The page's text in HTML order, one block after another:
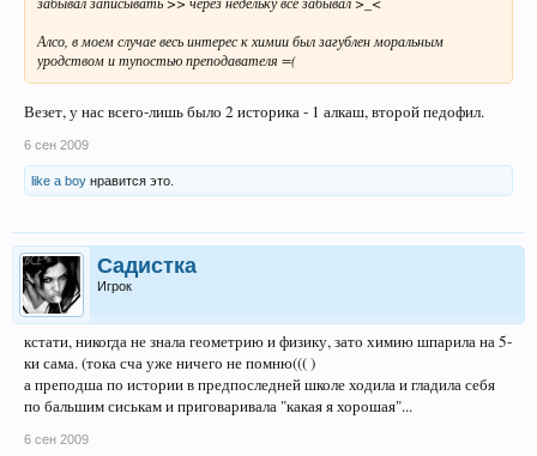
Алсо, в моем случае весь интерес к химии был загублен моральным
уродством и тупостью преподавателя =(
Везет, у нас всего-лишь было 2 историка - 1 алкаш, второй педофил.
6 сен 2009
like a boy нравится это.
Садистка
Игрок
кстати, никогда не знала геометрию и физику, зато химию шпарила на 5-
ки сама. (тока сча уже ничего не помню((( )
а преподша по истории в предпоследней школе ходила и гладила себя
по бальшим сиськам и приговаривала "какая я хорошая"...
6 сен 2009